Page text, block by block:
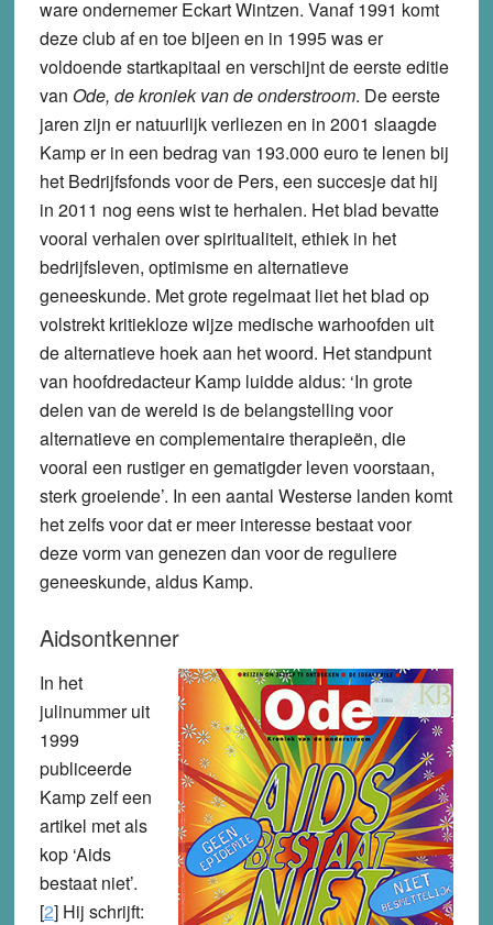
ware ondernemer Eckart Wintzen. Vanaf 1991 komt
deze club af en toe bijeen en in 1995 was er
voldoende startkapitaal en verschijnt de eerste editie
van Ode, de kroniek van de onderstroom. De eerste
jaren zijn er natuurlijk verliezen en in 2001 slaagde
Kamp er in een bedrag van 193.000 euro te lenen bij
het Bedrijfsfonds voor de Pers, een succesje dat hij
in 2011 nog eens wist te herhalen. Het blad bevatte
vooral verhalen over spiritualiteit, ethiek in het
bedrijfsleven, optimisme en alternatieve
geneeskunde. Met grote regelmaat liet het blad op
volstrekt kritiekloze wijze medische warhoofden uit
de alternatieve hoek aan het woord. Het standpunt
van hoofdredacteur Kamp luidde aldus: ‘In grote
delen van de wereld is de belangstelling voor
alternatieve en complementaire therapieën, die
vooral een rustiger en gematigder leven voorstaan,
sterk groeiende’. In een aantal Westerse landen komt
het zelfs voor dat er meer interesse bestaat voor
deze vorm van genezen dan voor de reguliere
geneeskunde, aldus Kamp.
Aidsontkenner
In het
julinummer uit
1999
publiceerde
Kamp zelf een
artikel met als
kop ‘Aids
bestaat niet’.
[2] Hij schrijft: